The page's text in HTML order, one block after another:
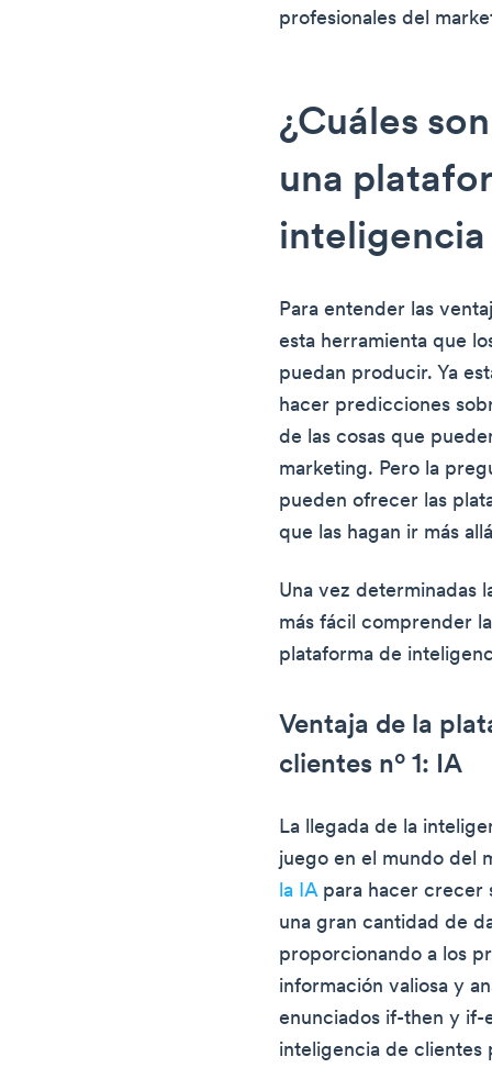
profesionales del
¿Cuáles
una
Para entender las
esta herramienta que
puedan producir. Ya
hacer predicciones
de las cosas que
marketing. Pero la
pueden ofrecer las
que las hagan ir más
Una vez determinadas
más fácil comprender
plataforma de
Ventaja de la
clientes nº 1: IA
La llegada de la
juego en el mundo del
la IApara hacer crecer
una gran cantidad de
proporcionando a los
información valiosa y
enunciados if-then y if-
inteligencia de